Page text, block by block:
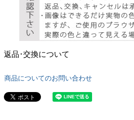
返品･交換について
商品についてのお問い合わせ